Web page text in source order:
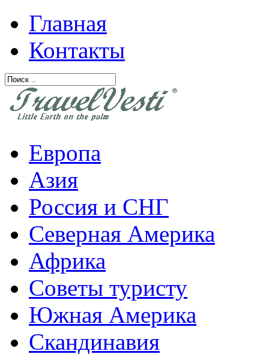
Главная
Контакты
Европа
Азия
Россия и СНГ
Северная Америка
Африка
Советы туристу
Южная Америка
Скандинавия